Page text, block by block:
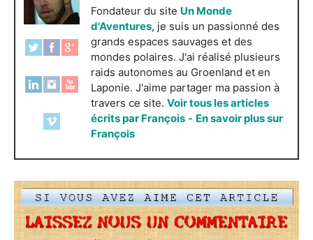
Fondateur du site Un Monde
d'Aventures, je suis un passionné des
grands espaces sauvages et des
mondes polaires. J'ai réalisé plusieurs
raids autonomes au Groenland et en
Laponie. J'aime partager ma passion à
travers ce site. Voir tous les articles
écrits par François - En savoir plus sur
François